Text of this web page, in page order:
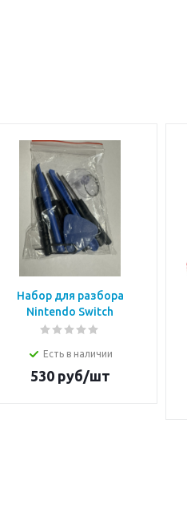
Набор для разбора
Nintendo Switch
Есть в наличии
530руб/шт